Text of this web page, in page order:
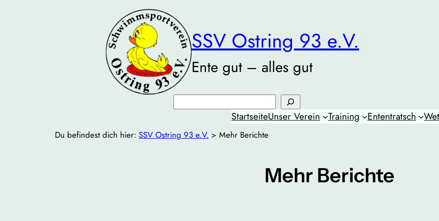
SSV Ostring 93 e.V.
Ente gut – alles gut
StartseiteUnser Verein Training Ententratsch
Du befindest dich hier: SSV Ostring 93 e.V. > Mehr Berichte
Mehr Berichte